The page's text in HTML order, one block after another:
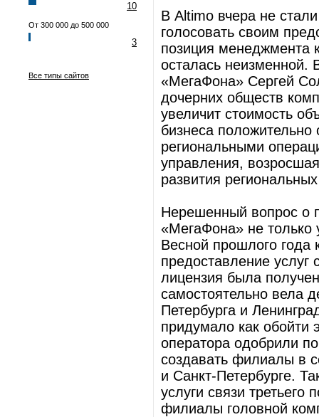
10
От 300 000 до 500 000
3
Все типы сайтов
В Altimo вчера не
голосовать своим
позиция менеджмента
осталась неизменной.
«МегаФона» Сергей
дочерних обществ
увеличит стоимость
бизнеса положительно
региональными
управления,
развития
Нерешенный вопрос о
«МегаФона» не только
Весной прошлого года
предоставление услуг
лицензия была
самостоятельно вела
Петербурга и
придумало как обойти
оператора одобрили
создавать филиалы в
и Санкт-Петербурге.
услуги связи третьего
филиалы головной